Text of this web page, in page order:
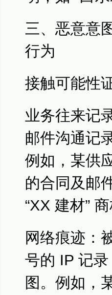
三、恶意意
行为
接触可能性
业务往来记
邮件沟通记
例如，某供
的合同及邮
“XX 建材” 商
网络痕迹：
号的 IP 记
图。例如，